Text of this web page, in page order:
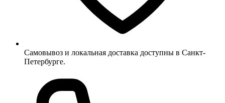
Самовывоз и локальная доставка доступны в Санкт-
Петербурге.